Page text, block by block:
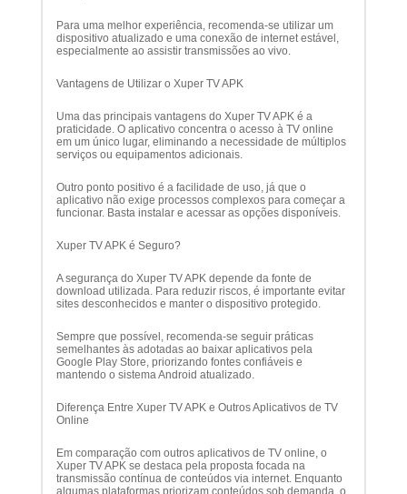
Para uma melhor experiência, recomenda-se utilizar um
dispositivo atualizado e uma conexão de internet estável,
especialmente ao assistir transmissões ao vivo.
Vantagens de Utilizar o Xuper TV APK
Uma das principais vantagens do Xuper TV APK é a
praticidade. O aplicativo concentra o acesso à TV online
em um único lugar, eliminando a necessidade de múltiplos
serviços ou equipamentos adicionais.
Outro ponto positivo é a facilidade de uso, já que o
aplicativo não exige processos complexos para começar a
funcionar. Basta instalar e acessar as opções disponíveis.
Xuper TV APK é Seguro?
A segurança do Xuper TV APK depende da fonte de
download utilizada. Para reduzir riscos, é importante evitar
sites desconhecidos e manter o dispositivo protegido.
Sempre que possível, recomenda-se seguir práticas
semelhantes às adotadas ao baixar aplicativos pela
Google Play Store , priorizando fontes confiáveis e
mantendo o sistema Android atualizado.
Diferença Entre Xuper TV APK e Outros Aplicativos de TV
Online
Em comparação com outros aplicativos de TV online, o
Xuper TV APK se destaca pela proposta focada na
transmissão contínua de conteúdos via internet. Enquanto
algumas plataformas priorizam conteúdos sob demanda, o